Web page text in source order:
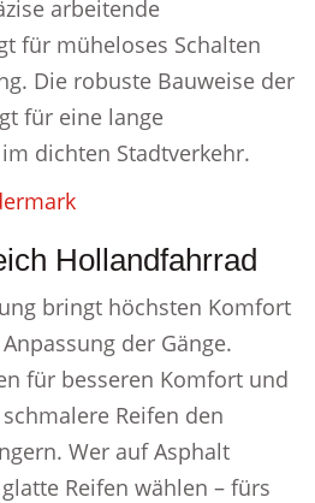
arbeitende
für müheloses Schalten
Die robuste Bauweise der
für eine lange
dichten Stadtverkehr.
Hollandfahrrad
bringt höchsten Komfort
der Gänge.
für besseren Komfort und
Reifen den
Wer auf Asphalt
Reifen wählen – fürs